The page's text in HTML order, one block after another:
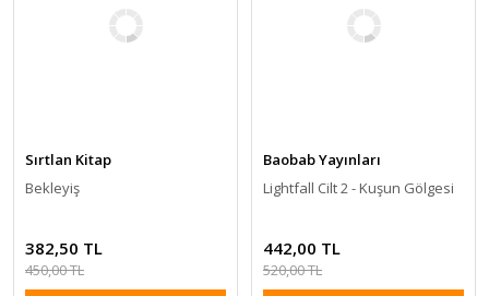
Sırtlan Kitap
Bekleyiş
382,50 TL
450,00 TL
Baobab Yayınları
Lightfall Cilt 2 - Kuşun Gölgesi
442,00 TL
520,00 TL